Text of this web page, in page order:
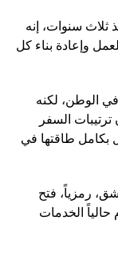
ثلاث سنوات، إنه
وإعادة بناء كل
في الوطن، لكنه
السفر
بكامل طاقتها في
رمزياً، فتح
لكنها لا تقدم حالياً الخدمات